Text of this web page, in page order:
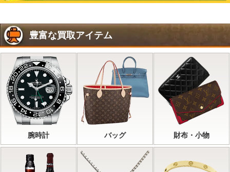
豊富な買取アイテム
腕時計 バッグ 財布・小物